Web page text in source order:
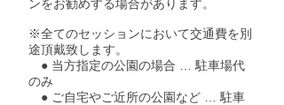
ンをお勧めする場合があります。
※全てのセッションにおいて交通費を別
途頂戴致します。
● 当方指定の公園の場合 … 駐車場代
のみ
● ご自宅やご近所の公園など … 駐車